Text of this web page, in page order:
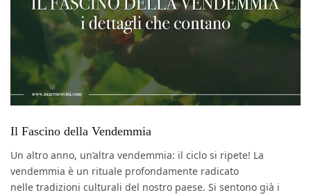
Il Fascino della Vendemmia
Un altro anno, un’altra vendemmia: il ciclo si ripete! La
vendemmia è un rituale profondamente radicato
nelle tradizioni culturali del nostro paese. Si sentono già i